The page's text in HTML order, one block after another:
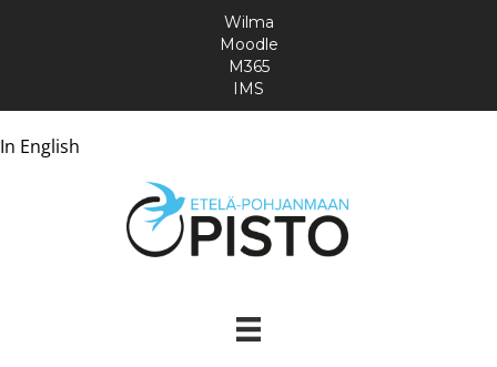
In English
Wilma
Moodle
M365
IMS